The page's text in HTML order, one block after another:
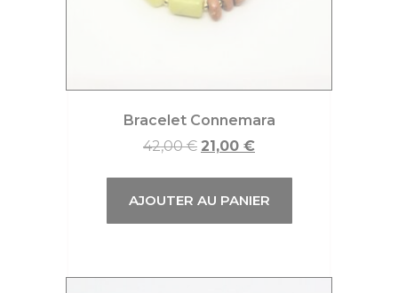
Bracelet Connemara
42,00€ 21,00 €
AJOUTER AU PANIER